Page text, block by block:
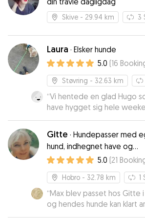
begge hundeører❤️🐶
Skive - 29.94 km 3
Laura · Elsker hunde
5.0 (16
Støvring - 32.63 km
“Vi hentede en glad Hugo
have hygget sig hele
masse opmærksomhed.
behov og vi booker hellere
igen til at passe Hugo.”
Gitte · Hundepasser med
hund, indhegnet have og
hundevenligt hus
5.0 (21
Hobro - 32.78 km 1
“Max blev passet hos Gitte
og hendes hunde kan klart
første gang vi har fået en